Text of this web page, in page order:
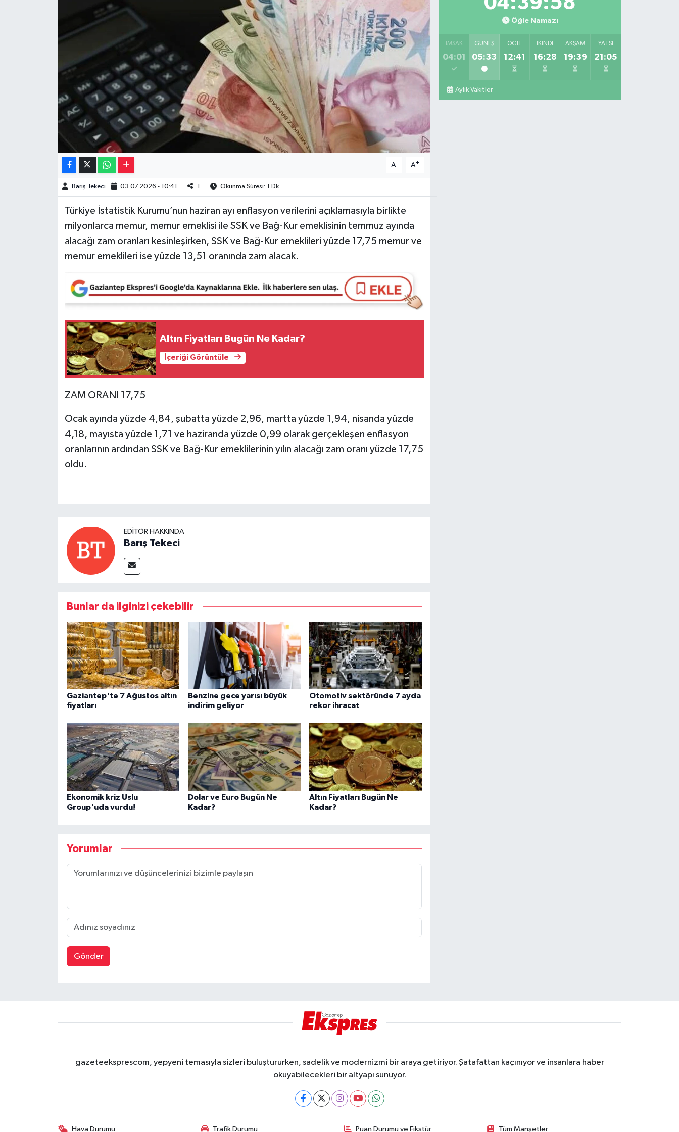
A- A+
Barış Tekeci 03.07.2026 - 10:41 Okunma Süresi: 1 Dk
Türkiye İstatistik Kurumu’nun haziran ayı enflasyon verilerini açıklamasıyla birlikte
milyonlarca memur, memur emeklisi ile SSK ve Bağ-Kur emeklisinin temmuz ayında
alacağı zam oranları kesinleşirken, SSK ve Bağ-Kur emeklileri yüzde 17,75 memur ve
memur emeklileri ise yüzde 13,51 oranında zam alacak.
Altın Fiyatları Bugün Ne Kadar?
İçeriği Görüntüle
ZAM ORANI 17,75
Ocak ayında yüzde 4,84, şubatta yüzde 2,96, martta yüzde 1,94, nisanda yüzde
4,18, mayısta yüzde 1,71 ve haziranda yüzde 0,99 olarak gerçekleşen enflasyon
oranlarının ardından SSK ve Bağ-Kur emeklilerinin yılın alacağı zam oranı yüzde 17,75
oldu.
EDITÖR HAKKINDA
Barış Tekeci
Bunlar da ilginizi çekebilir
Gaziantep'te 7 Ağustos altın
fiyatları
Benzine gece yarısı büyük
indirim geliyor
Otomotiv sektöründe 7 ayda
rekor ihracat
Ekonomik kriz Uslu
Group'uda vurdu!
Dolar ve Euro Bugün Ne
Kadar?
Altın Fiyatları Bugün Ne
Kadar?
Yorumlar
Gönder
Öğle Namazı
İMSAK
04:01
GÜNEŞ
05:33
ÖĞLE
12:41
İKINDI
16:28
AKŞAM
19:39
YATSI
21:05
Aylık Vakitler
gazeteeksprescom, yepyeni temasıyla sizleri buluştururken, sadelik ve modernizmi bir araya getiriyor. Şatafattan kaçınıyor ve insanlara haber
okuyabilecekleri bir altyapı sunuyor.
Hava Durumu Trafik Durumu Puan Durumu ve Fikstür Tüm Manşetler
Resmi İlanlar
Sinemalar
Teknoloji
Yeme-İçme